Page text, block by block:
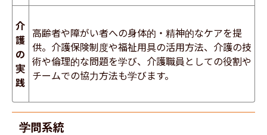
介
護
の
実
践
高齢者や障がい者への身体的・精神的なケアを提
供。介護保険制度や福祉用具の活用方法、介護の技
術や倫理的な問題を学び、介護職員としての役割や
チームでの協力方法も学びます。
学問系統